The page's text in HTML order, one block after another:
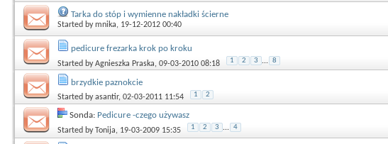
Tarka do stóp i wymienne nakładki ścierne
Started bymnika, 19-12-2012 00:40
pedicure frezarka krok po kroku
Started byAgnieszka Praska, 09-03-2010 08:18 1 2 3 ... 8
brzydkie paznokcie
Started byasantir, 02-03-2011 11:54 1 2
Sonda: Pedicure -czego używasz
Started byTonija, 19-03-2009 15:35 1 2 3 ... 4